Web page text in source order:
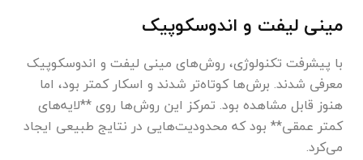
مینی لیفت و اندوسکوپیک
با پیشرفت تکنولوژی، روش‌های مینی لیفت و اندوسکوپیک
معرفی شدند. برش‌ها کوتاه‌تر شدند و اسکار کمتر بود، اما
هنوز قابل مشاهده بود. تمرکز این روش‌ها روی **لایه‌های
کمتر عمقی** بود که محدودیت‌هایی در نتایج طبیعی ایجاد
می‌کرد.